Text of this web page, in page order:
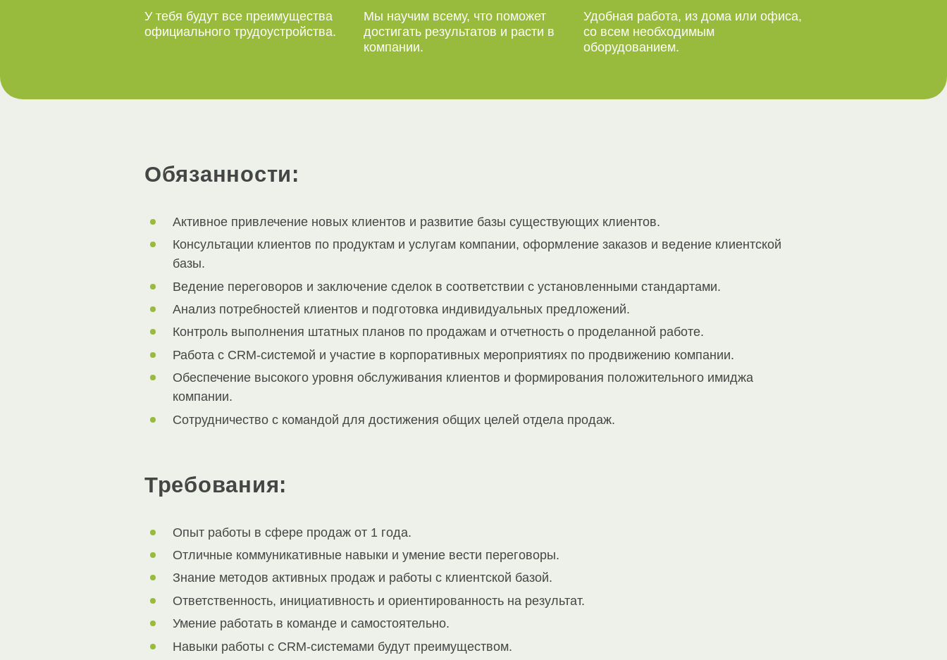
У тебя будут все преимущества
официального трудоустройства.
Мы научим всему, что поможет
достигать результатов и расти в
компании.
Удобная работа, из дома или офиса,
со всем необходимым
оборудованием.
Обязанности:
Активное привлечение новых клиентов и развитие базы существующих клиентов.
Консультации клиентов по продуктам и услугам компании, оформление заказов и ведение клиентской
базы.
Ведение переговоров и заключение сделок в соответствии с установленными стандартами.
Анализ потребностей клиентов и подготовка индивидуальных предложений.
Контроль выполнения штатных планов по продажам и отчетность о проделанной работе.
Работа с CRM-системой и участие в корпоративных мероприятиях по продвижению компании.
Обеспечение высокого уровня обслуживания клиентов и формирования положительного имиджа
компании.
Сотрудничество с командой для достижения общих целей отдела продаж.
Требования:
Опыт работы в сфере продаж от 1 года.
Отличные коммуникативные навыки и умение вести переговоры.
Знание методов активных продаж и работы с клиентской базой.
Ответственность, инициативность и ориентированность на результат.
Умение работать в команде и самостоятельно.
Навыки работы с CRM-системами будут преимуществом.